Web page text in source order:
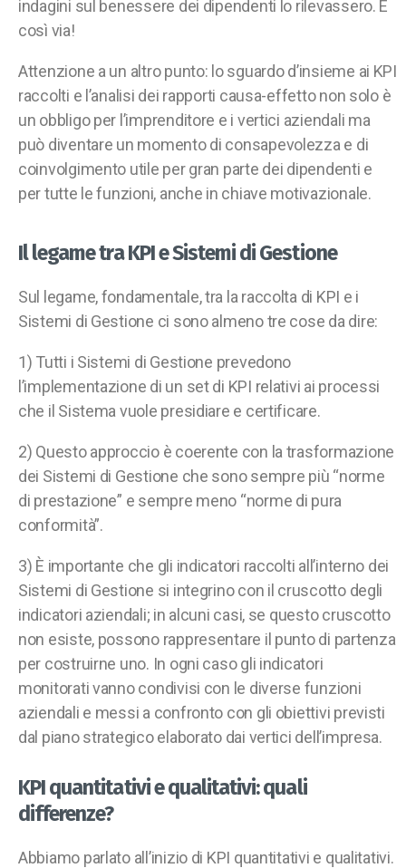
indagini sul benessere dei dipendenti lo rilevassero. E
così via!
Attenzione a un altro punto: lo sguardo d’insieme ai KPI
raccolti e l’analisi dei rapporti causa-effetto non solo è
un obbligo per l’imprenditore e i vertici aziendali ma
può diventare un momento di consapevolezza e di
coinvolgimento utile per gran parte dei dipendenti e
per tutte le funzioni, anche in chiave motivazionale.
Il legame tra KPI e Sistemi di Gestione
Sul legame, fondamentale, tra la raccolta di KPI e i
Sistemi di Gestione ci sono almeno tre cose da dire:
1) Tutti i Sistemi di Gestione prevedono
l’implementazione di un set di KPI relativi ai processi
che il Sistema vuole presidiare e certificare.
2) Questo approccio è coerente con la trasformazione
dei Sistemi di Gestione che sono sempre più “norme
di prestazione” e sempre meno “norme di pura
conformità”.
3) È importante che gli indicatori raccolti all’interno dei
Sistemi di Gestione si integrino con il cruscotto degli
indicatori aziendali; in alcuni casi, se questo cruscotto
non esiste, possono rappresentare il punto di partenza
per costruirne uno. In ogni caso gli indicatori
monitorati vanno condivisi con le diverse funzioni
aziendali e messi a confronto con gli obiettivi previsti
dal piano strategico elaborato dai vertici dell’impresa.
KPI quantitativi e qualitativi: quali
differenze?
Abbiamo parlato all’inizio di KPI quantitativi e qualitativi.